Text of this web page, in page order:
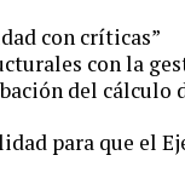
con críticas”
con la
del cálculo
para que el